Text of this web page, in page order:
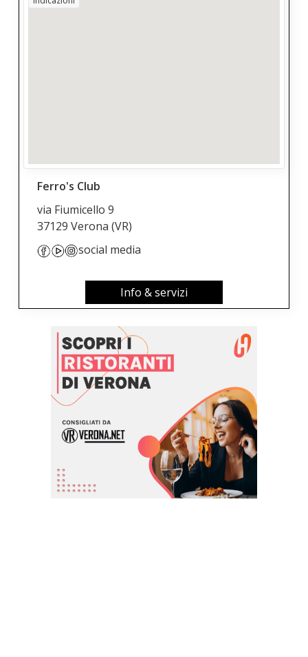
Ferro's Club
via Fiumicello 9
37129 Verona(VR)
social media
Info & servizi